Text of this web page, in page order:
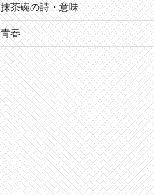
抹茶碗の詩・意味
青春